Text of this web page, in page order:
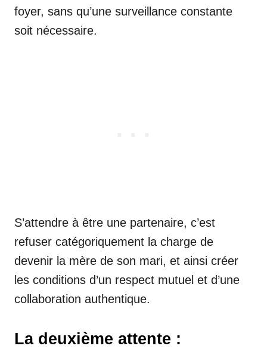
foyer, sans qu’une surveillance constante
soit nécessaire.
S’attendre à être une partenaire, c’est
refuser catégoriquement la charge de
devenir la mère de son mari, et ainsi créer
les conditions d’un respect mutuel et d’une
collaboration authentique.
La deuxième attente :